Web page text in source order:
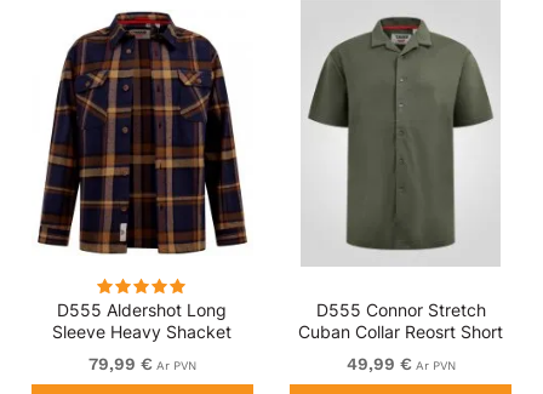
D555 Aldershot Long
Sleeve Heavy Shacket
Overshirt Tan/Navy Check
79,99 € Ar PVN
D555 Connor Stretch
Cuban Collar Reosrt Short
Sleeve Shirt Khaki
49,99 € Ar PVN